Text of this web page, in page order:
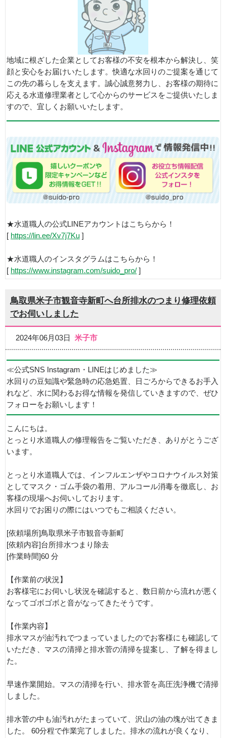
地域に根ざした企業としてお客様の不安を根本から解決し、笑
顔と安心をお届けいたします。快適な水回りのご提案を通じて
この先の暮らしを支えます。誠心誠意努力し、お客様の期待に
応える水道修理業者として心からのサービスをご提供いたしま
すので、宜しくお願いいたします。
★水道職人の公式LINEアカウントはこちらから！
[ https://lin.ee/Xv7j7Ku ]
★水道職人のインスタグラムはこちらから！
[ https://www.instagram.com/suido_pro/ ]
鳥取県米子市観音寺新町へ台所排水のつまり修理依頼
でお伺いしました
2024年06月03日 米子市
≪公式SNS Instagram・LINEはじめました≫
水回りの豆知識や緊急時の応急処置、日ごろからできるお手入
れなど、水に関わるお得な情報を発信していきますので、ぜひ
フォローをお願いします！
こんにちは。
とっとり水道職人の修理報告をご覧いただき、ありがとうござ
います。
とっとり水道職人では、インフルエンザやコロナウイルス対策
としてマスク・ゴム手袋の着用、アルコール消毒を徹底し、お
客様の現場へお伺いしております。
水回りでお困りの際にはいつでもご相談ください。
[依頼場所]鳥取県米子市観音寺新町
[依頼内容]台所排水つまり除去
[作業時間]60 分
【作業前の状況】
お客様宅にお伺いし状況を確認すると、数日前から流れが悪く
なってゴボゴボと音がなってきたそうです。
【作業内容】
排水マスが油汚れでつまっていましたのでお客様にも確認して
いただき、マスの清掃と排水菅の清掃を提案し、了解を得まし
た。
早速作業開始。マスの清掃を行い、排水菅を高圧洗浄機で清掃
しました。
排水菅の中も油汚れがたまっていて、沢山の油の塊が出てきま
した。 60分程で作業完了しました。排水の流れが良くなり、